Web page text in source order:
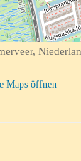
Maps öffnen